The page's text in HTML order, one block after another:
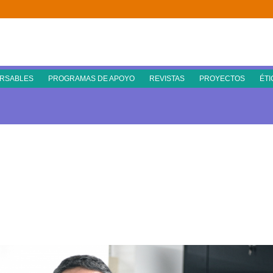
PROGRAMAS DE APOYO REVISTAS PROYECTOS